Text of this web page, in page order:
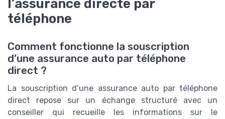
l’assurance directe par
téléphone
Comment fonctionne la souscription
d’une assurance auto par téléphone
direct ?
La souscription d’une assurance auto par téléphone
direct repose sur un échange structuré avec un
conseiller qui recueille les informations sur le